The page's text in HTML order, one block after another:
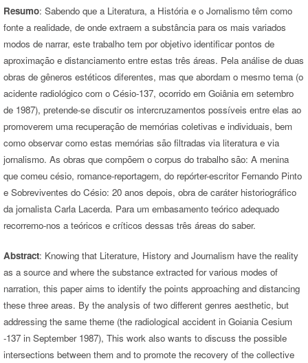
Resumo: Sabendo que a Literatura, a História e o Jornalismo têm como
fonte a realidade, de onde extraem a substância para os mais variados
modos de narrar, este trabalho tem por objetivo identificar pontos de
aproximação e distanciamento entre estas três áreas. Pela análise de duas
obras de gêneros estéticos diferentes, mas que abordam o mesmo tema (o
acidente radiológico com o Césio-137, ocorrido em Goiânia em setembro
de 1987), pretende-se discutir os intercruzamentos possíveis entre elas ao
promoverem uma recuperação de memórias coletivas e individuais, bem
como observar como estas memórias são filtradas via literatura e via
jornalismo. As obras que compõem o corpus do trabalho são: A menina
que comeu césio, romance-reportagem, do repórter-escritor Fernando Pinto
e Sobreviventes do Césio: 20 anos depois, obra de caráter historiográfico
da jornalista Carla Lacerda. Para um embasamento teórico adequado
recorremo-nos a teóricos e críticos dessas três áreas do saber.
Abstract: Knowing that Literature, History and Journalism have the reality
as a source and where the substance extracted for various modes of
narration, this paper aims to identify the points approaching and distancing
these three areas. By the analysis of two different genres aesthetic, but
addressing the same theme (the radiological accident in Goiania Cesium
-137 in September 1987), This work also wants to discuss the possible
intersections between them and to promote the recovery of the collective